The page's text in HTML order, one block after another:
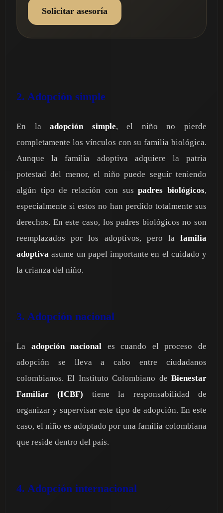
Solicitar asesoría
2. Adopción simple
En laadopción simple, el niño no pierde
completamente los vínculos con su familia biológica.
Aunque la familia adoptiva adquiere la patria
potestad del menor, el niño puede seguir teniendo
algún tipo de relación con suspadres biológicos,
especialmente si estos no han perdido totalmente sus
derechos. En este caso, los padres biológicos no son
reemplazados por los adoptivos, pero la familia
adoptiva asume un papel importante en el cuidado y
la crianza del niño.
3. Adopción nacional
La adopción nacional es cuando el proceso de
adopción se lleva a cabo entre ciudadanos
colombianos. El Instituto Colombiano de Bienestar
Familiar (ICBF) tiene la responsabilidad de
organizar y supervisar este tipo de adopción. En este
caso, el niño es adoptado por una familia colombiana
que reside dentro del país.
4. Adopción internacional